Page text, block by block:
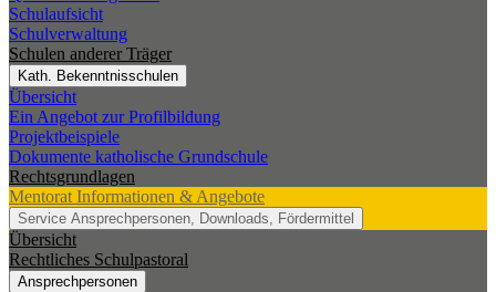
Schulaufsicht
Schulverwaltung
Schulen anderer Träger
Kath. Bekenntnisschulen
Übersicht
Ein Angebot zur Profilbildung
Projektbeispiele
Dokumente katholische Grundschule
Rechtsgrundlagen
Mentorat Informationen & Angebote
Service Ansprechpersonen, Downloads, Fördermittel
Übersicht
Rechtliches Schulpastoral
Ansprechpersonen